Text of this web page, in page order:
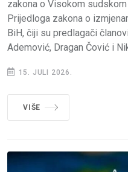
zakona o Visokom
Prijedloga zakona o
BiH, čiji su predlagači
Ademović, Dragan Čović i
15. JULI 2026.
VIŠE